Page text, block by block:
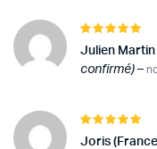
5sur 5
Julien Martin
confirmé) –
5sur 5
Joris